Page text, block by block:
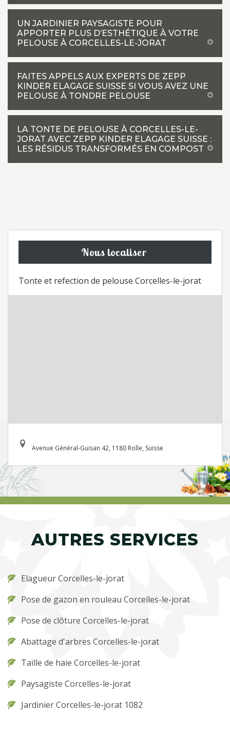
UN JARDINIER PAYSAGISTE POUR
APPORTER PLUS D’ESTHÉTIQUE À VOTRE
PELOUSE À CORCELLES-LE-JORAT
FAITES APPELS AUX EXPERTS DE ZEPP
KINDER ELAGAGE SUISSE SI VOUS AVEZ UNE
PELOUSE À TONDRE PELOUSE
LA TONTE DE PELOUSE À CORCELLES-LE-
JORAT AVEC ZEPP KINDER ELAGAGE SUISSE :
LES RÉSIDUS TRANSFORMÉS EN COMPOST
Nous localiser
Tonte et refection de pelouse Corcelles-le-jorat
Avenue Général-Guisan 42, 1180 Rolle, Suisse
AUTRES SERVICES
Elagueur Corcelles-le-jorat
Pose de gazon en rouleau Corcelles-le-jorat
Pose de clôture Corcelles-le-jorat
Abattage d'arbres Corcelles-le-jorat
Taille de haie Corcelles-le-jorat
Paysagiste Corcelles-le-jorat
Jardinier Corcelles-le-jorat 1082